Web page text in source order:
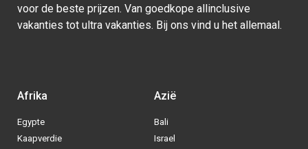
voor de beste prijzen. Van goedkope allinclusive
vakanties tot ultra vakanties. Bij ons vind u het allemaal.
Afrika
Egypte
Kaapverdie
Azië
Bali
Israel